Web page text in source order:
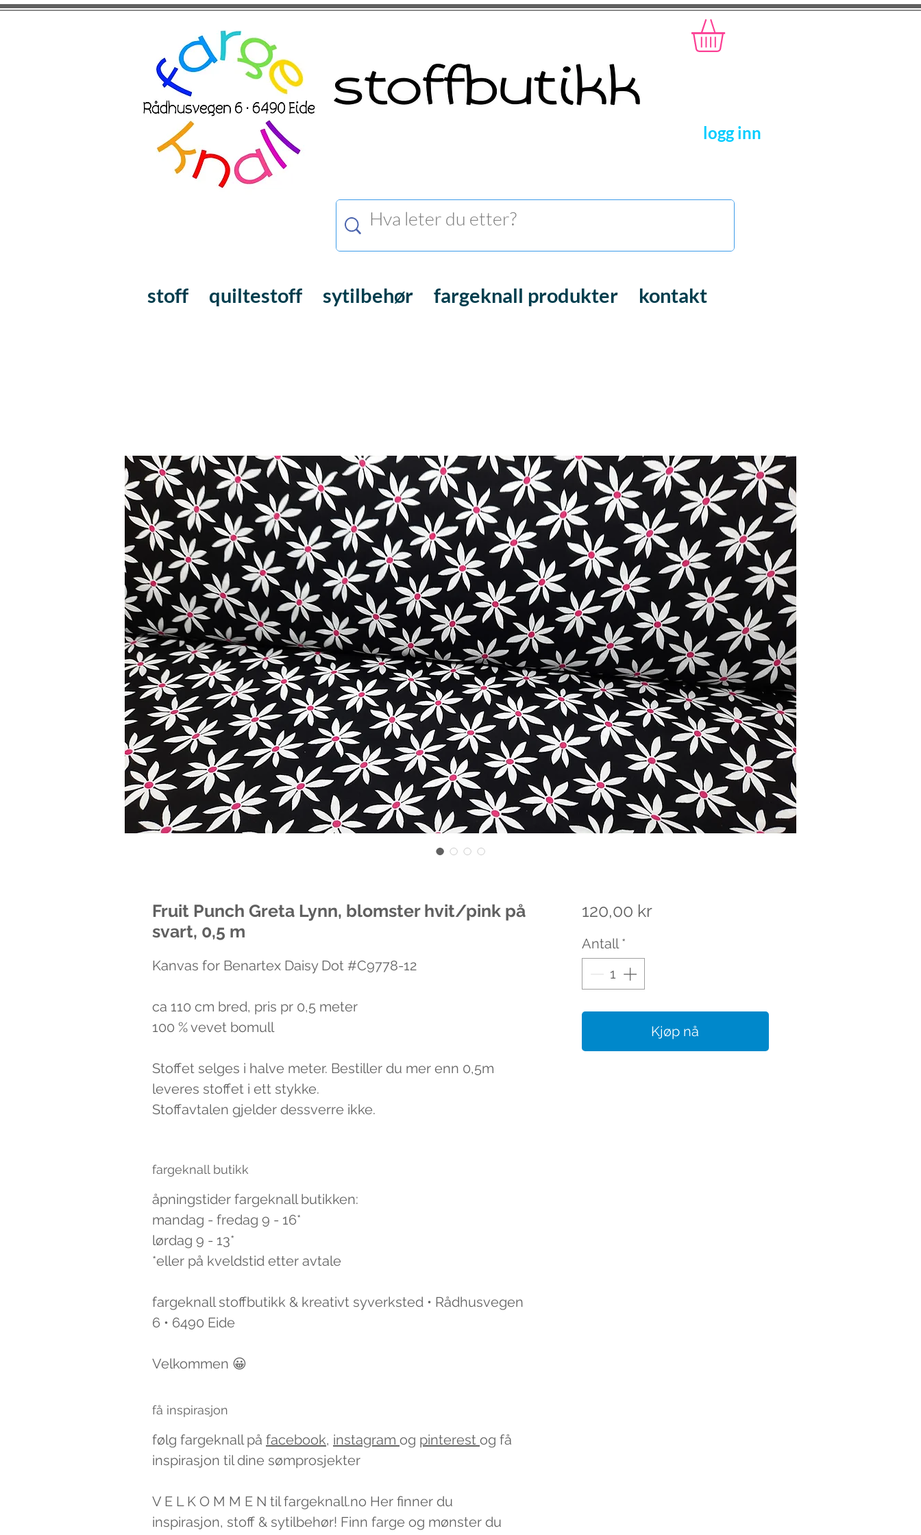
logg inn
stoff quiltestoff sytilbehør fargeknall produkter kontakt
Fruit Punch Greta Lynn, blomster hvit/pink på
svart, 0,5 m
Kanvas for Benartex Daisy Dot #C9778-12
ca 110 cm bred, pris pr 0,5 meter
100 % vevet bomull
Stoffet selges i halve meter. Bestiller du mer enn 0,5m
leveres stoffet i ett stykke.
Stoffavtalen gjelder dessverre ikke.
fargeknall butikk
åpningstider fargeknall butikken:
mandag - fredag 9 - 16*
lørdag 9 - 13*
*eller på kveldstid etter avtale
fargeknall stoffbutikk & kreativt syverksted • Rådhusvegen
6 • 6490 Eide
Velkommen 😀
få inspirasjon
følg fargeknall på facebook, instagram og pinterest og få
inspirasjon til dine sømprosjekter
V E L K O M M E N til fargeknall.no Her finner du
inspirasjon, stoff & sytilbehør! Finn farge og mønster du
120,00 krPris
Antall *
Kjøp nå